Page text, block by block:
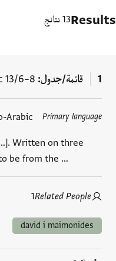
Results13 نتائج
1 قائمة/جدول 13/6–8
Primary language
Arabic
Written on three
be from the …
Related People
1
العلامات
david i maimonides